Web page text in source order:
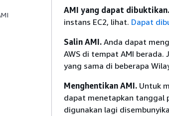
AMI yang dapat dibuktikan.
instans EC2, lihat. Dapat
Salin AMI. Anda dapat
AWS di tempat AMI berada.
yang sama di beberapa
Menghentikan AMI. Untuk
dapat menetapkan tanggal
digunakan lagi